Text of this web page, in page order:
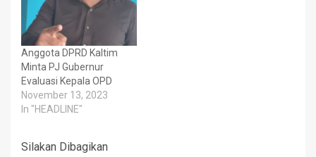
Anggota DPRD Kaltim
Minta PJ Gubernur
Evaluasi Kepala OPD
November 13, 2023
In "HEADLINE"
Silakan Dibagikan